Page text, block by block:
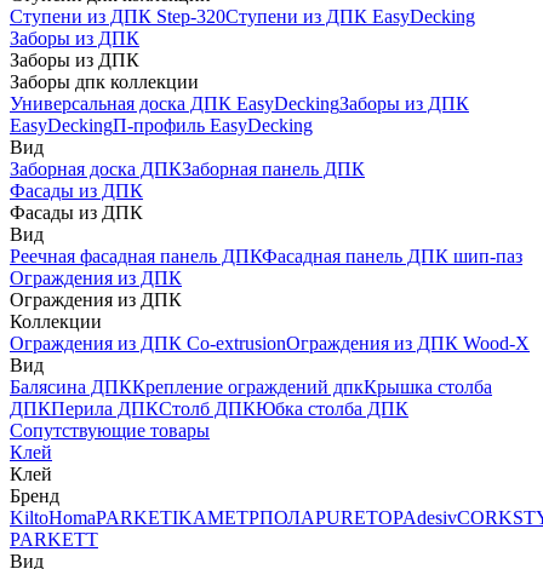
Ступени из ДПК Step-320Ступени из ДПК EasyDecking
Заборы из ДПК
Заборы из ДПК
Заборы дпк коллекции
Универсальная доска ДПК EasyDeckingЗаборы из ДПК
EasyDeckingП-профиль EasyDecking
Вид
Заборная доска ДПКЗаборная панель ДПК
Фасады из ДПК
Фасады из ДПК
Вид
Реечная фасадная панель ДПКФасадная панель ДПК шип-паз
Ограждения из ДПК
Ограждения из ДПК
Коллекции
Ограждения из ДПК Co-extrusionОграждения из ДПК Wood-X
Вид
Балясина ДПККрепление ограждений дпкКрышка столба
ДПКПерила ДПКСтолб ДПКЮбка столба ДПК
Сопутствующие товары
Клей
Клей
Бренд
KiltoHomaPARKETIKAМЕТРПОЛАPURETOPAdesiv
PARKETT
Вид